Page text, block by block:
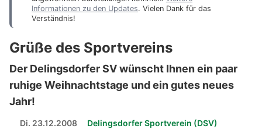
Informationen zu den Updates. Vielen Dank für das
Verständnis!
Grüße des Sportvereins
Der Delingsdorfer SV wünscht Ihnen ein paar
ruhige Weihnachtstage und ein gutes neues
Jahr!
Di. 23.12.2008 Delingsdorfer Sportverein (DSV)